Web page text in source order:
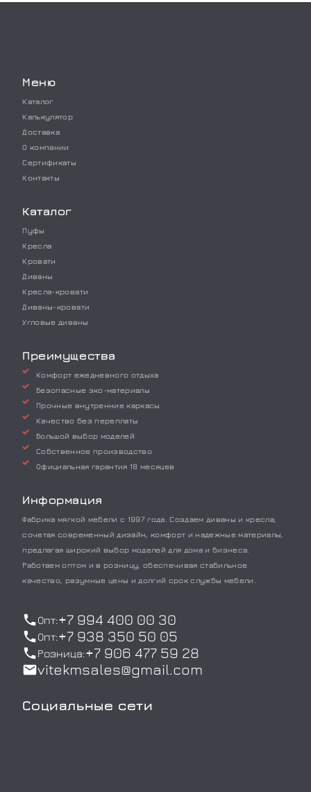
Опт:+7 994 400 00 30
Опт:+7 938 350 50 05
Розница:+7 906 477 59 28
vitekmsales@gmail.com
Социальные сети
Меню
Каталог
Калькулятор
Доставка
О компании
Сертификаты
Контакты
Каталог
Пуфы
Кресла
Кровати
Диваны
Кресла-кровати
Диваны-кровати
Угловые диваны
Преимущества
Комфорт ежедневного отдыха
Безопасные эко-материалы
Прочные внутренние каркасы
Качество без переплаты
Большой выбор моделей
Собственное производство
Официальная гарантия 18 месяцев
Информация
Фабрика мягкой мебели с 1997 года. Создаем диваны и кресла,
сочетая современный дизайн, комфорт и надежные материалы,
предлагая широкий выбор моделей для дома и бизнеса.
Работаем оптом и в розницу, обеспечивая стабильное
качество, разумные цены и долгий срок службы мебели.